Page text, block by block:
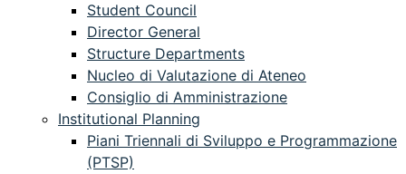
Student Council
Director General
Structure Departments
Nucleo di Valutazione di Ateneo
Consiglio di Amministrazione
Institutional Planning
Piani Triennali di Sviluppo e Programmazione
(PTSP)